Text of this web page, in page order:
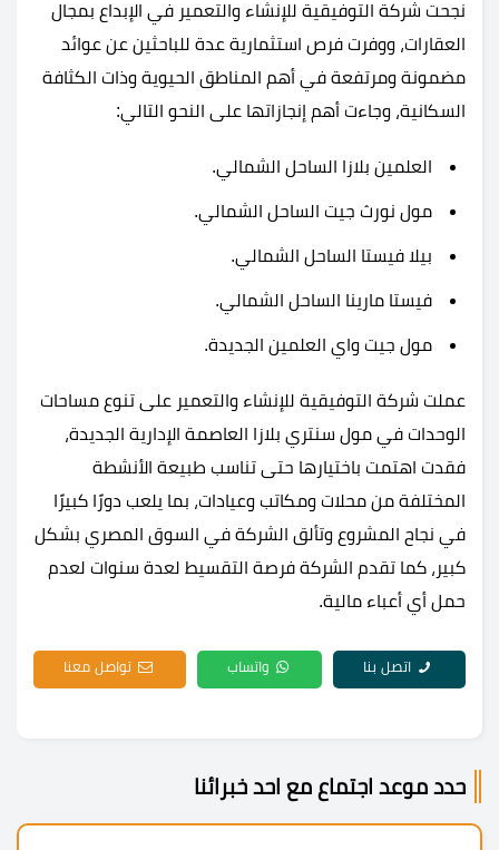
نجحت شركة التوفيقية للإنشاء والتعمير في الإبداع بمجال
العقارات، ووفرت فرص استثمارية عدة للباحثين عن عوائد
مضمونة ومرتفعة في أهم المناطق الحيوية وذات الكثافة
السكانية، وجاءت أهم إنجازاتها على النحو التالي:
العلمين بلازا الساحل الشمالي.
مول نورث جيت الساحل الشمالي.
بيلا فيستا الساحل الشمالي.
فيستا مارينا الساحل الشمالي.
مول جيت واي العلمين الجديدة.
عملت شركة التوفيقية للإنشاء والتعمير على تنوع مساحات
الوحدات في مول سنتري بلازا العاصمة الإدارية الجديدة،
فقدت اهتمت باختيارها حتى تناسب طبيعة الأنشطة
المختلفة من محلات ومكاتب وعيادات، بما يلعب دورًا كبيرًا
في نجاح المشروع وتألق الشركة في السوق المصري بشكل
كبير، كما تقدم الشركة فرصة التقسيط لعدة سنوات لعدم
حمل أي أعباء مالية.
اتصل بنا واتساب تواصل معنا
حدد موعد اجتماع مع احد خبرائنا